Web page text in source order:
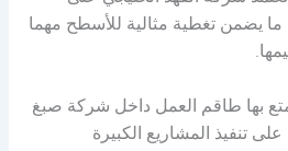
ما يضمن تغطية مثالية للأسطح مهما
بها طاقم العمل داخل شركة صبغ
تنفيذ المشاريع الكبيرة